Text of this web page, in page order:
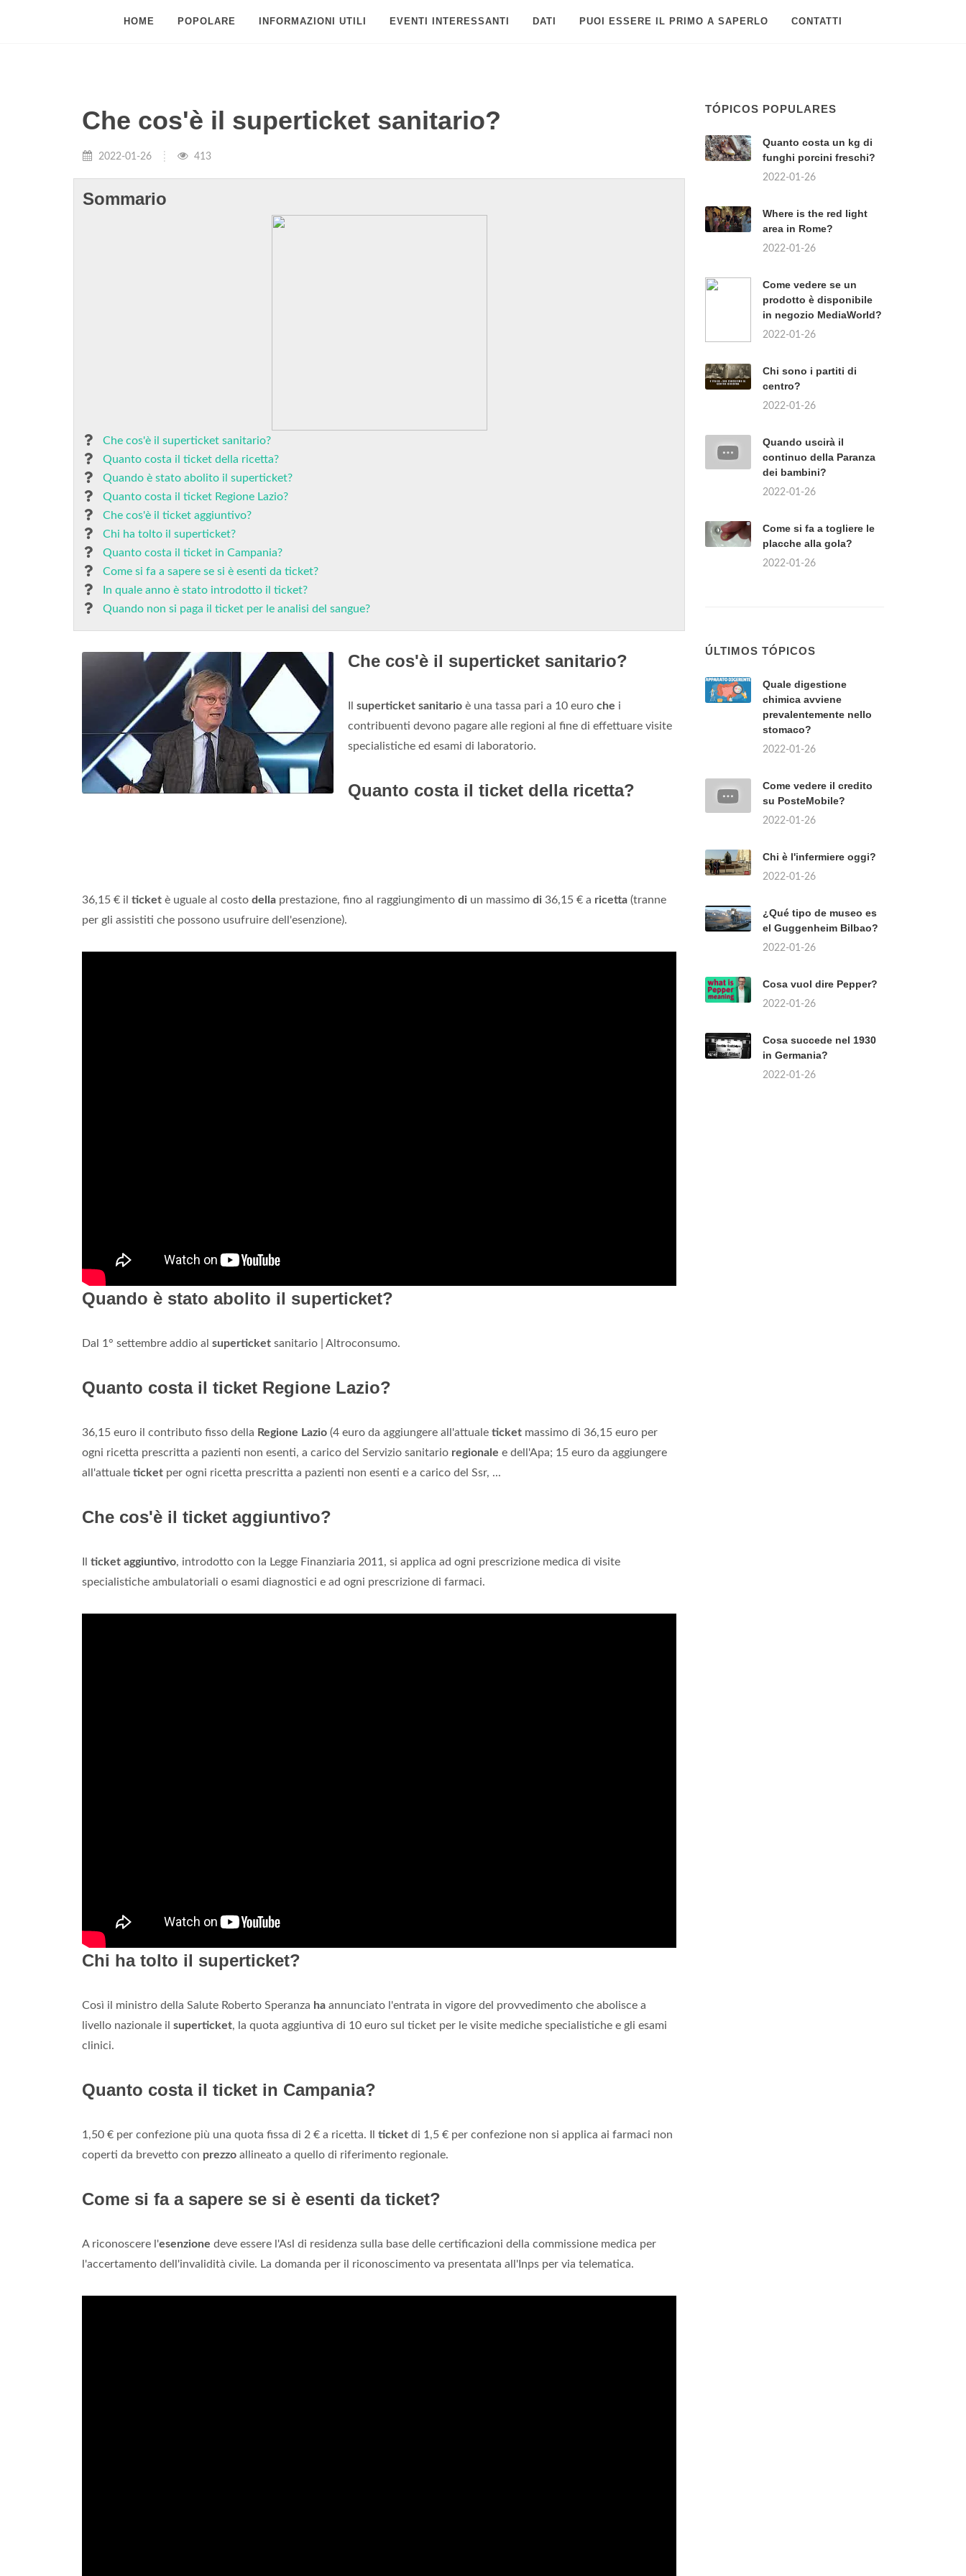
HOME POPOLARE INFORMAZIONI UTILI EVENTI INTERESSANTI DATI PUOI ESSERE IL PRIMO A SAPERLO CONTATTI
Che cos'è il superticket sanitario?
2022-01-26 413
Sommario
Che cos'è il superticket sanitario?
Quanto costa il ticket della ricetta?
Quando è stato abolito il superticket?
Quanto costa il ticket Regione Lazio?
Che cos'è il ticket aggiuntivo?
Chi ha tolto il superticket?
Quanto costa il ticket in Campania?
Come si fa a sapere se si è esenti da ticket?
In quale anno è stato introdotto il ticket?
Quando non si paga il ticket per le analisi del sangue?
Che cos'è il superticket sanitario?
superticket sanitario è una tassa pari a 10 euro che i
contribuenti devono pagare alle regioni al fine di effettuare visite
specialistiche ed esami di laboratorio.
Quanto costa il ticket della ricetta?
36,15 € il ticket è uguale al costo della prestazione, fino al raggiungimento di un massimo di 36,15 € a ricetta (tranne
per gli assistiti che possono usufruire dell'esenzione).
Quando è stato abolito il superticket?
Dal 1° settembre addio al superticket sanitario | Altroconsumo.
Quanto costa il ticket Regione Lazio?
36,15 euro il contributo fisso della Regione Lazio (4 euro da aggiungere all'attuale ticket massimo di 36,15 euro per
ogni ricetta prescritta a pazienti non esenti, a carico del Servizio sanitario regionale e dell'Apa; 15 euro da aggiungere
all'attuale ticket per ogni ricetta prescritta a pazienti non esenti e a carico del Ssr, ...
Che cos'è il ticket aggiuntivo?
ticket aggiuntivo, introdotto con la Legge Finanziaria 2011, si applica ad ogni prescrizione medica di visite
specialistiche ambulatoriali o esami diagnostici e ad ogni prescrizione di farmaci.
Chi ha tolto il superticket?
Così il ministro della Salute Roberto Speranza ha annunciato l'entrata in vigore del provvedimento che abolisce a
livello nazionale il superticket, la quota aggiuntiva di 10 euro sul ticket per le visite mediche specialistiche e gli esami
clinici.
Quanto costa il ticket in Campania?
1,50 € per confezione più una quota fissa di 2 € a ricetta. Il ticket di 1,5 € per confezione non si applica ai farmaci non
coperti da brevetto con prezzo allineato a quello di riferimento regionale.
Come si fa a sapere se si è esenti da ticket?
A riconoscere l'esenzione deve essere l'Asl di residenza sulla base delle certificazioni della commissione medica per
l'accertamento dell'invalidità civile. La domanda per il riconoscimento va presentata all'Inps per via telematica.
TÓPICOS POPULARES
Quanto costa un kg di
funghi porcini freschi?
2022-01-26
Where is the red light
area in Rome?
2022-01-26
Come vedere se un
prodotto è disponibile
in negozio MediaWorld?
2022-01-26
Chi sono i partiti di
centro?
2022-01-26
Quando uscirà il
continuo della Paranza
dei bambini?
2022-01-26
Come si fa a togliere le
placche alla gola?
2022-01-26
ÚLTIMOS TÓPICOS
Quale digestione
chimica avviene
prevalentemente nello
stomaco?
2022-01-26
Come vedere il credito
su PosteMobile?
2022-01-26
Chi è l'infermiere oggi?
2022-01-26
¿Qué tipo de museo es
el Guggenheim Bilbao?
2022-01-26
Cosa vuol dire Pepper?
2022-01-26
Cosa succede nel 1930
in Germania?
2022-01-26